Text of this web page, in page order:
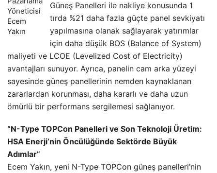
Yöneticisi
Ecem
Yakın
Güneş Panelleri ile nakliye konusunda 1
tırda %21 daha fazla güçte panel sevkiyatı
yapılmasına olanak sağlayarak yatırımlar
için daha düşük BOS (Balance of System)
maliyeti ve LCOE (Levelized Cost of Electricity)
avantajları sunuyor. Ayrıca, panelin cam arka yüzeyi
sayesinde güneş panellerinin nemden kaynaklanan
zararlardan korunması, daha kararlı ve daha uzun
ömürlü bir performans sergilemesi sağlanıyor.
“N-Type TOPCon Panelleri ve Son Teknoloji Üretim:
HSA Enerji’nin Öncülüğünde Sektörde Büyük
Adımlar”
Ecem Yakın, yeni N-Type TOPCon güneş panelleri’nin